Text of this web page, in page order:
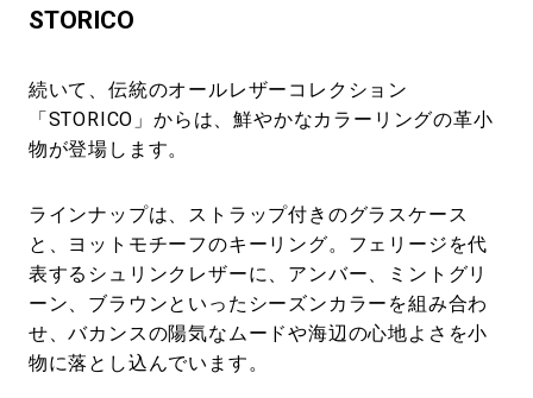
STORICO
続いて、伝統のオールレザーコレクション
「STORICO」からは、鮮やかなカラーリングの革小
物が登場します。
ラインナップは、ストラップ付きのグラスケース
と、ヨットモチーフのキーリング。フェリージを代
表するシュリンクレザーに、アンバー、ミントグリ
ーン、ブラウンといったシーズンカラーを組み合わ
せ、バカンスの陽気なムードや海辺の心地よさを小
物に落とし込んでいます。